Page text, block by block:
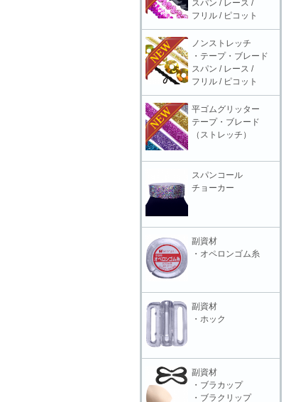
スパン / レース /
フリル / ピコット
ノンストレッチ
・テープ・ブレード
スパン / レース /
フリル / ピコット
平ゴムグリッター
テープ・ブレード
（ストレッチ）
スパンコール
チョーカー
副資材
・オペロンゴム糸
副資材
・ホック
副資材
・ブラカップ
・ブラクリップ